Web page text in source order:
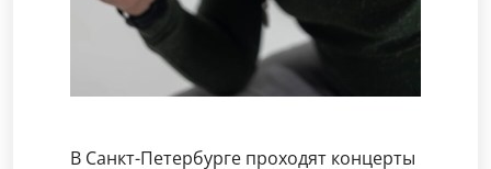
В Санкт-Петербурге проходят концерты